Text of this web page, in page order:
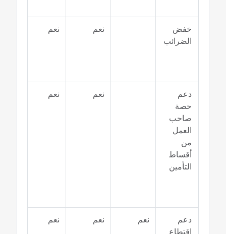
خفض
الضرائب
نعم نعم
دعم
حصة
صاحب
العمل
من
أقساط
التأمين
نعم نعم
دعم
اقتطاع
نعم نعم نعم